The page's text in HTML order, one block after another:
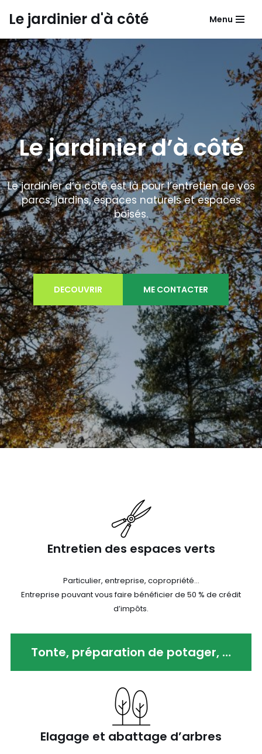
au
contenu
Le jardinier d'à côté Menu
Le jardinier d’à côté
Le jardinier d’à côté est là pour l’entretien de vos
parcs, jardins, espaces naturels et espaces
boisés.
DECOUVRIR ME CONTACTER
Entretien des espaces verts
Particulier, entreprise, copropriété…
Entreprise pouvant vous faire bénéficier de 50 % de crédit
d’impôts.
Tonte, préparation de potager, …
Elagage et abattage d’arbres